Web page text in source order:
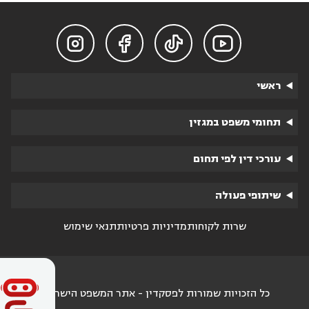




ראשי
תחומי משפט במגזין
עורכי דין לפי תחום
שיתופי פעולה
שרות לקוחותמדיניות פרטיותתנאי שימוש
כל הזכויות שמורות לפסקדין - אתר המשפט הישראלי